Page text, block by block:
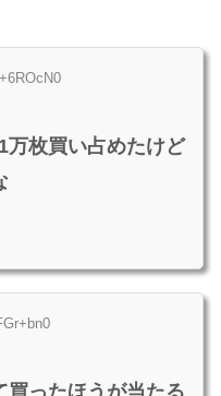
万枚買い占めたけど
買ったほうが当たる